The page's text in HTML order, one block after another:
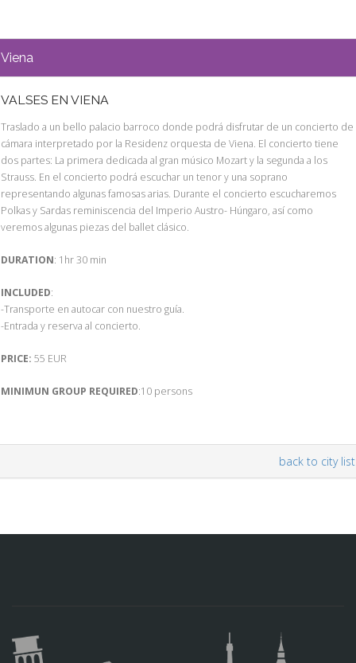
Viena
VALSES EN VIENA
Traslado a un bello palacio barroco donde podrá disfrutar de un concierto de
cámara interpretado por la Residenz orquesta de Viena. El concierto tiene
dos partes: La primera dedicada al gran músico Mozart y la segunda a los
Strauss. En el concierto podrá escuchar un tenor y una soprano
representando algunas famosas arias. Durante el concierto escucharemos
Polkas y Sardas reminiscencia del Imperio Austro- Húngaro, así como
veremos algunas piezas del ballet clásico.
DURATION: 1hr 30 min
INCLUDED:
-Transporte en autocar con nuestro guía.
-Entrada y reserva al concierto.
PRICE: 55 EUR
MINIMUN GROUP REQUIRED:10 persons
back to city list